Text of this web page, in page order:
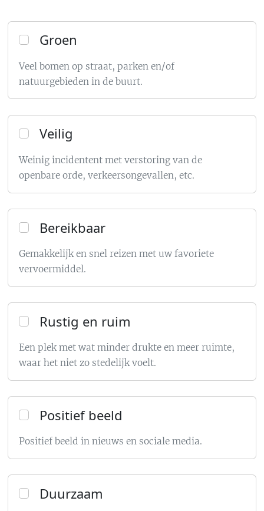
Groen
Veel bomen op straat, parken en/of
natuurgebieden in de buurt.
Veilig
Weinig incidentent met verstoring van de
openbare orde, verkeersongevallen, etc.
Bereikbaar
Gemakkelijk en snel reizen met uw favoriete
vervoermiddel.
Rustig en ruim
Een plek met wat minder drukte en meer ruimte,
waar het niet zo stedelijk voelt.
Positief beeld
Positief beeld in nieuws en sociale media.
Duurzaam